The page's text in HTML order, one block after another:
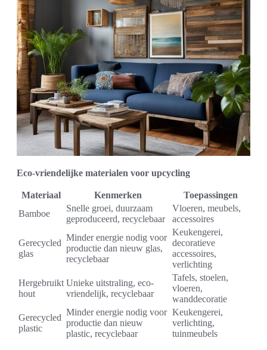
Eco-vriendelijke materialen voor upcycling
Materiaal Kenmerken
Toepassingen
Bamboe
Snelle groei, duurzaam
geproduceerd, recyclebaar
Vloeren, meubels,
accessoires
Gerecycled
glas
Minder energie nodig voor
productie dan nieuw glas,
recyclebaar
Keukengerei,
decoratieve
accessoires,
verlichting
Hergebruikt
hout
Unieke uitstraling, eco-
vriendelijk, recyclebaar
Tafels, stoelen,
vloeren,
wanddecoratie
Gerecycled
plastic
Minder energie nodig voor
productie dan nieuw
plastic, recyclebaar
Keukengerei,
verlichting,
tuinmeubels